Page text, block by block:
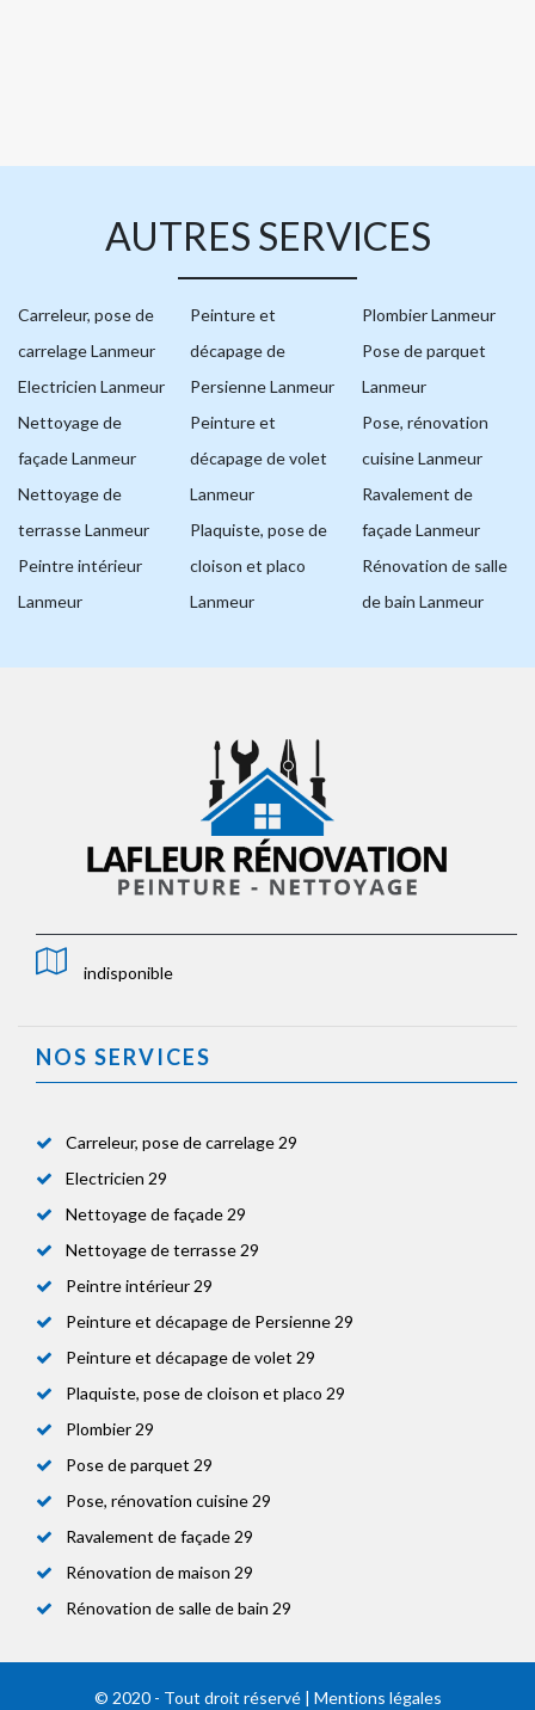
AUTRES SERVICES
Carreleur, pose de
carrelage Lanmeur
Electricien Lanmeur
Nettoyage de
façade Lanmeur
Nettoyage de
terrasse Lanmeur
Peintre intérieur
Lanmeur
Peinture et
décapage de
Persienne Lanmeur
Peinture et
décapage de volet
Lanmeur
Plaquiste, pose de
cloison et placo
Lanmeur
Plombier Lanmeur
Pose de parquet
Lanmeur
Pose, rénovation
cuisine Lanmeur
Ravalement de
façade Lanmeur
Rénovation de salle
de bain Lanmeur
indisponible
NOS SERVICES
Carreleur, pose de carrelage 29
Electricien 29
Nettoyage de façade 29
Nettoyage de terrasse 29
Peintre intérieur 29
Peinture et décapage de Persienne 29
Peinture et décapage de volet 29
Plaquiste, pose de cloison et placo 29
Plombier 29
Pose de parquet 29
Pose, rénovation cuisine 29
Ravalement de façade 29
Rénovation de maison 29
Rénovation de salle de bain 29
© 2020 - Tout droit réservé | Mentions légales